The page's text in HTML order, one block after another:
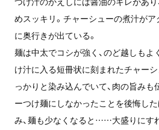
めスッキリ。チャーシューの煮汁がア
に奥行きが出ている。
麺は中太でコシが強く、のど越しもよ
け汁に入る短冊状に刻まれたチャー
っかりと染み込んでいて、肉の旨みも
ーつけ麺にしなかったことを後悔し
み、麺も少なくなると……大盛りにす